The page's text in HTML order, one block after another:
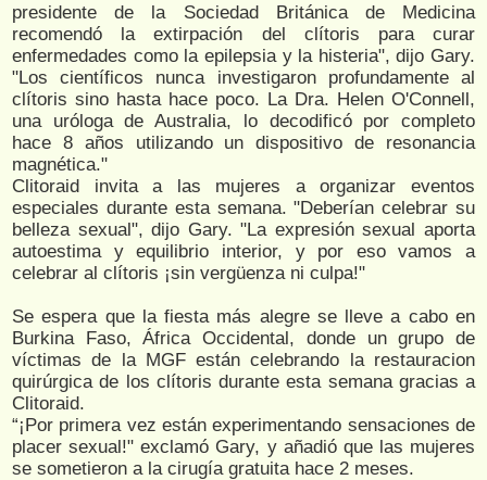
presidente de la Sociedad Británica de Medicina
recomendó la extirpación del clítoris para curar
enfermedades como la epilepsia y la histeria", dijo Gary.
"Los científicos nunca investigaron profundamente al
clítoris sino hasta hace poco. La Dra. Helen O'Connell,
una uróloga de Australia, lo decodificó por completo
hace 8 años utilizando un dispositivo de resonancia
magnética."
Clitoraid invita a las mujeres a organizar eventos
especiales durante esta semana. "Deberían celebrar su
belleza sexual", dijo Gary. "La expresión sexual aporta
autoestima y equilibrio interior, y por eso vamos a
celebrar al clítoris ¡sin vergüenza ni culpa!"
Se espera que la fiesta más alegre se lleve a cabo en
Burkina Faso, África Occidental, donde un grupo de
víctimas de la MGF están celebrando la restauracion
quirúrgica de los clítoris durante esta semana gracias a
Clitoraid.
“¡Por primera vez están experimentando sensaciones de
placer sexual!" exclamó Gary, y añadió que las mujeres
se sometieron a la cirugía gratuita hace 2 meses.